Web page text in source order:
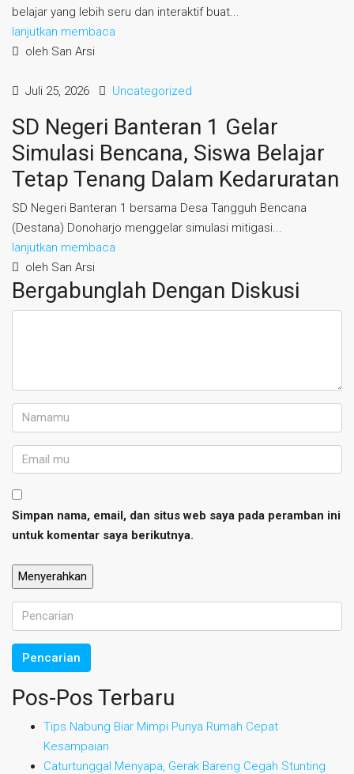
belajar yang lebih seru dan interaktif buat...
lanjutkan membaca
oleh San Arsi
Juli 25, 2026 Uncategorized
SD Negeri Banteran 1 Gelar
Simulasi Bencana, Siswa Belajar
Tetap Tenang Dalam Kedaruratan
SD Negeri Banteran 1 bersama Desa Tangguh Bencana
(Destana) Donoharjo menggelar simulasi mitigasi...
lanjutkan membaca
oleh San Arsi
Bergabunglah Dengan Diskusi
Simpan nama, email, dan situs web saya pada peramban ini
untuk komentar saya berikutnya.
Pencarian
Pos-Pos Terbaru
Tips Nabung Biar Mimpi Punya Rumah Cepat
Kesampaian
Caturtunggal Menyapa, Gerak Bareng Cegah Stunting